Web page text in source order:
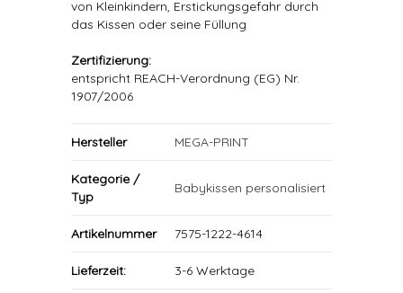
von Kleinkindern, Erstickungsgefahr durch
das Kissen oder seine Füllung
Zertifizierung:
entspricht REACH-Verordnung (EG) Nr.
1907/2006
Hersteller MEGA-PRINT
Kategorie /
Typ
Babykissen personalisiert
Artikelnummer 7575-1222-4614
Lieferzeit: 3-6 Werktage